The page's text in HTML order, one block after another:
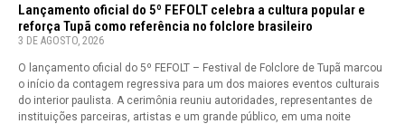
Lançamento oficial do 5º FEFOLT celebra a cultura popular e
reforça Tupã como referência no folclore brasileiro
3 DE AGOSTO, 2026
O lançamento oficial do 5º FEFOLT – Festival de Folclore de Tupã marcou
o início da contagem regressiva para um dos maiores eventos culturais
do interior paulista. A cerimônia reuniu autoridades, representantes de
instituições parceiras, artistas e um grande público, em uma noite